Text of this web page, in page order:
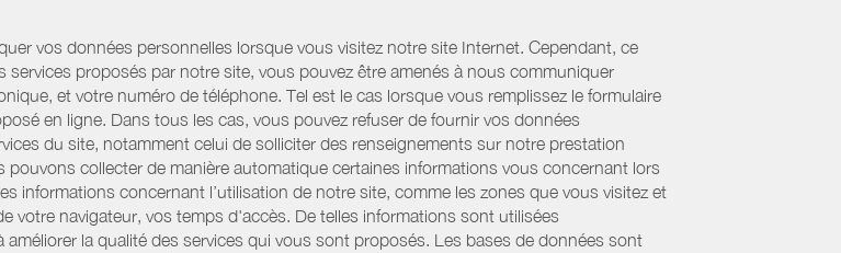
vos données personnelles lorsque vous visitez notre site Internet. Cependant, ce
proposés par notre site, vous pouvez être amenés à nous communiquer
et votre numéro de téléphone. Tel est le cas lorsque vous remplissez le formulaire
en ligne. Dans tous les cas, vous pouvez refuser de fournir vos données
du site, notamment celui de solliciter des renseignements sur notre prestation
collecter de manière automatique certaines informations vous concernant lors
informations concernant l’utilisation de notre site, comme les zones que vous visitez et
votre navigateur, vos temps d'accès. De telles informations sont utilisées
la qualité des services qui vous sont proposés. Les bases de données sont